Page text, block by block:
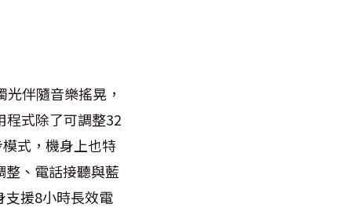
伴隨音樂搖晃，
程式除了可調整32
式，機身上也特
、電話接聽與藍
支援8小時長效電